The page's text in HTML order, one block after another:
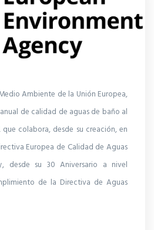
Ambiente de la Unión Europea,
de calidad de aguas de baño al
colabora, desde su creación, en
Europea de Calidad de Aguas
desde su 30 Aniversario a nivel
de la Directiva de Aguas